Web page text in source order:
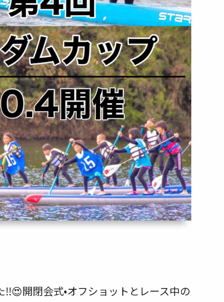
開閉会式•オフショットとレース中の